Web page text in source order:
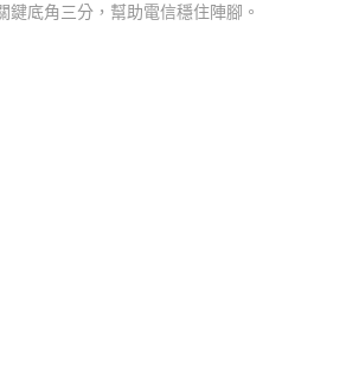
鍵底角三分，幫助電信穩住陣腳。